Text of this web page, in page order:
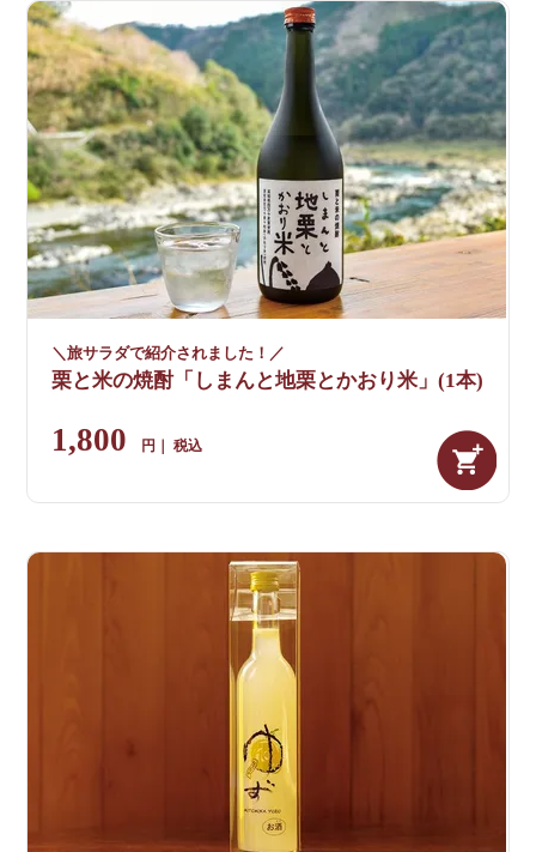
＼旅サラダで紹介されました！／
栗と米の焼酎「しまんと地栗とかおり米」(1本)
1,800 税込